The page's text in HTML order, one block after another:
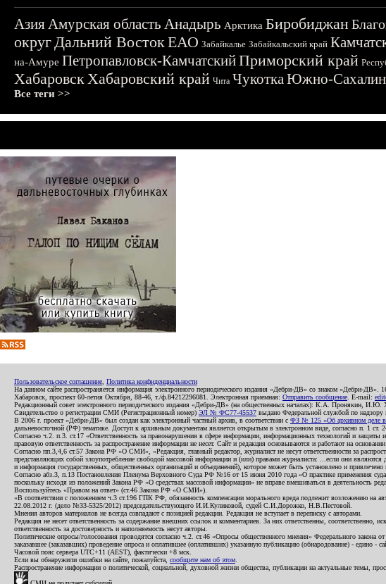
АзияАмурская область Анадырь Арктика Биробиджан
округДальний ВостокЕАО Забайкалье Забайкальский край
на-Амуре Петропавловск-КамчатскийПриморский край
ХабаровскХабаровский край Чита ЧукоткаЮжно-
Все теги >>
Пользовательское соглашение Политика конфиденциальности
На данном сайте распространяется информация электронного периодического издания «Дебри-ДВ» со знаком «Дебри-
Хабаровск, проспект 60-летия Октября, 88-46, т./ф.84212296081. Электронная приемная: Отправить сообщение . E-mail:
Редакционный совет электронного периодического издания «Дебри-ДВ» (на общественных началах): К.А.
Свидетельство о регистрации СМИ (Регистрационный номер) ЭЛ № ФС77-45537 выдано Федеральной службой по надзору
В 2006 г. проект «Дебри-ДВ» был создан как электронный частный архив, в соответствии с ФЗ № 125 «Об архивном деле в
дальневосточной (РФ) тематике. Доступ к архивным документам является открытым в электронном виде, согласно п. 1
Согласно ч.2. п.3. ст.17 «Ответственность за правонарушения в сфере информации, информационных технологий и защиты
правовую ответственность за распространение информации не несет. Сайт и редакция основываются и работают на
Согласно пп.3,4,6 ст.57 Закона РФ «О СМИ», «Редакция, главный редактор, журналист не несут ответственности за
представляющих собой злоупотребление свободой массовой информации и (или) правами журналиста: ...если они
и информация государственных, общественных организаций и объединений), которое может быть установлено и
Согласно абз.3, п.13 Постановления Пленума Верховного Суда РФ №16 от 15 июня 2010 года «О практике применения
поскольку исходя из положений Закона РФ «О средствах массовой информации» не вправе вмешиваться в деятельность
Воспользуйтесь «Правом на ответ» (ст.46 Закона РФ «О СМИ»).
«В соответствии с положением ч.3 ст.196 ГПК РФ, обязанность компенсации морального вреда подлежит возложению на
22.08.2012 г. (дело №33-5325/2012) председательствующего И.И.Куликовой, судей С.И.Дорожко, Н.В.Пестовой.
Мнения авторов материалов не всегда совпадают с позицией редакции. Редакция не вступает в переписку с авторами.
Редакция не несет ответственность за содержание внешних ссылок и комментариев. За них ответственны,
ответственность за достоверность и наполняемость несут авторы.
Политические опросы/голосования проводятся согласно ч.2. ст.46 «Опросы общественного мнения» Федерального
заказавшее (заказавших) проведение опроса и оплатившее (оплативших) указанную публикацию (обнародование) - едино -
Часовой пояс сервера UTC+11 (AEST), фактически +8 мск.
Если вы обнаружили ошибки на сайте, пожалуйста, сообщите нам об этом
Распространение информации о политической, социальной, духовной жизни общества, публикации на актуальные темы,